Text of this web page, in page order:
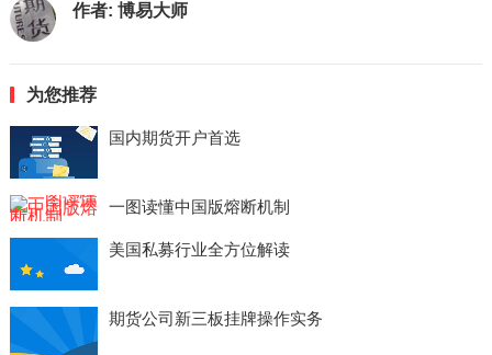
作者: 博易大师
为您推荐
国内期货开户首选
一图读懂中国版熔断机制
美国私募行业全方位解读
期货公司新三板挂牌操作实务